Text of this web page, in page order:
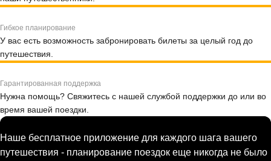
Гибкое планирование
У вас есть возможность забронировать билеты за целый год до
путешествия.
Гарантированная поддержка
Нужна помощь? Свяжитесь с нашей службой поддержки до или во
время вашей поездки.
Наше бесплатное приложение для каждого шага вашего
путешествия - планирование поездок еще никогда не было